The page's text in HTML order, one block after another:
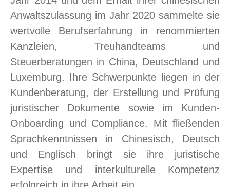
Anwaltszulassung im Jahr 2020 sammelte sie
wertvolle Berufserfahrung in renommierten
Kanzleien, Treuhandteams und
Steuerberatungen in China, Deutschland und
Luxemburg. Ihre Schwerpunkte liegen in der
Kundenberatung, der Erstellung und Prüfung
juristischer Dokumente sowie im Kunden-
Onboarding und Compliance. Mit fließenden
Sprachkenntnissen in Chinesisch, Deutsch
und Englisch bringt sie ihre juristische
Expertise und interkulturelle Kompetenz